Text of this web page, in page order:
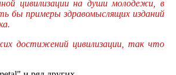
цивилизации на души молодежи, в
бы примеры здравомыслящих изданий
достижений цивилизации, так что